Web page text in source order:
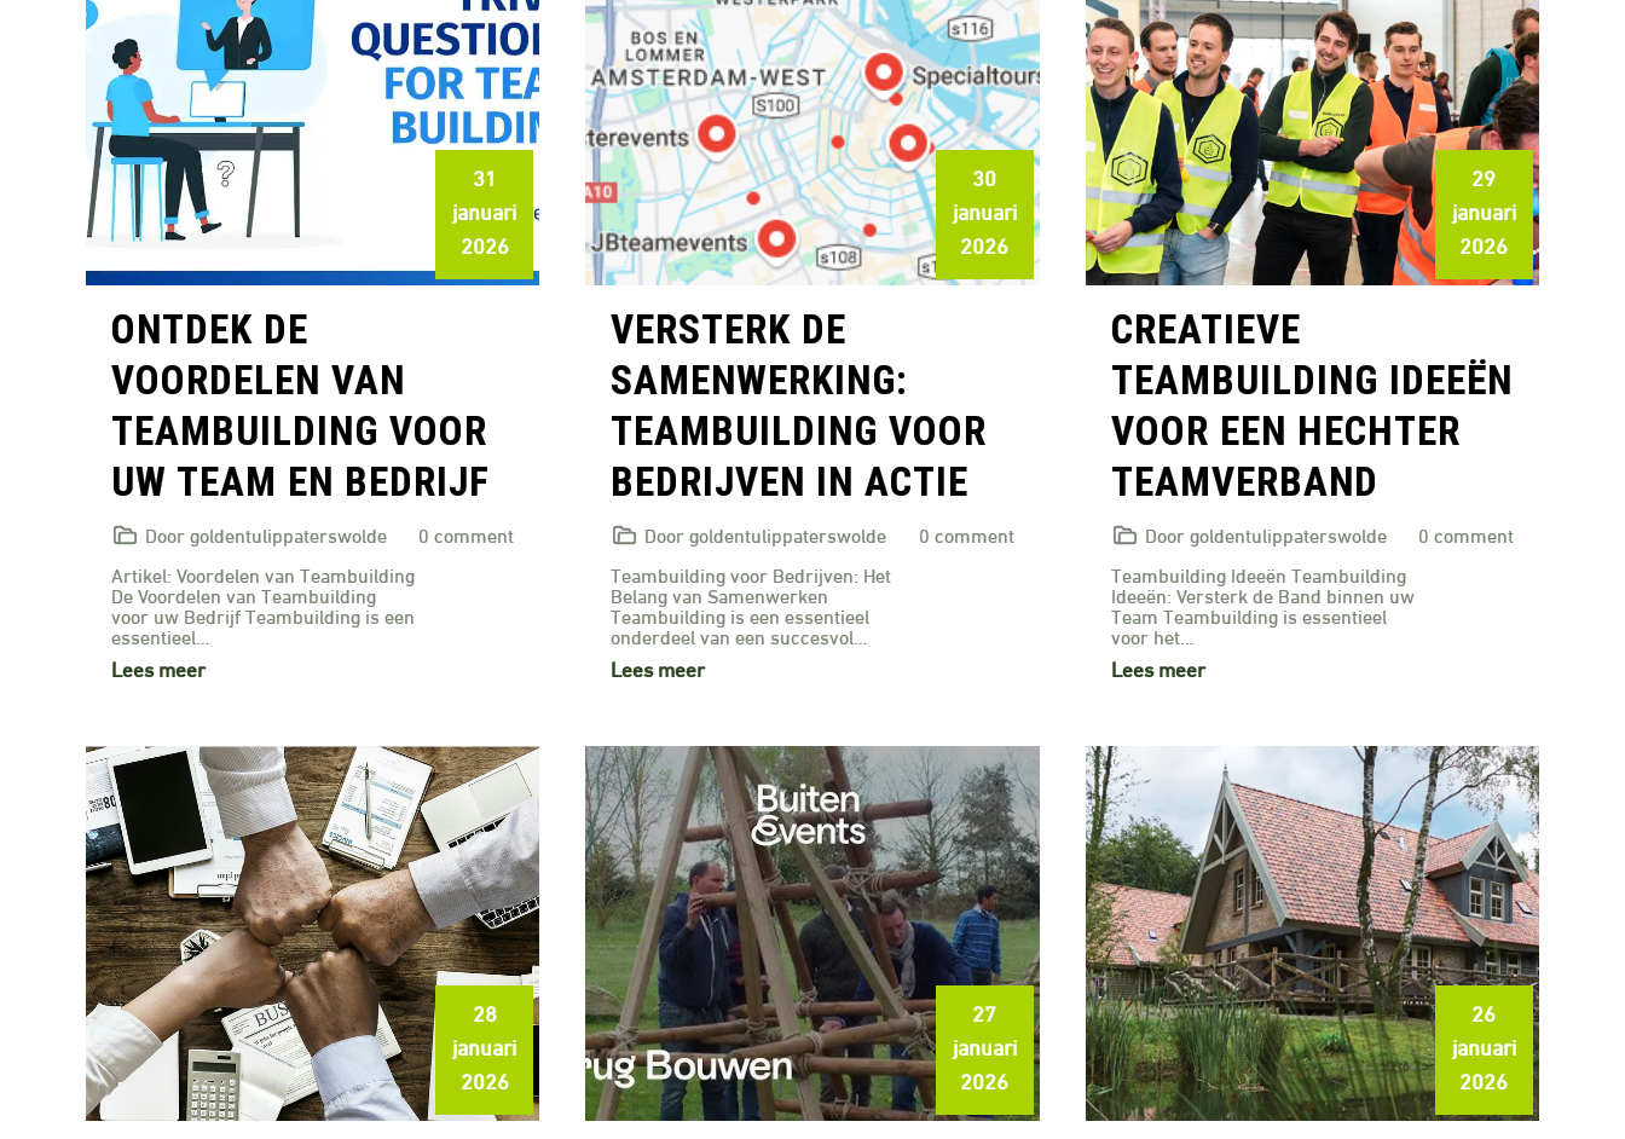
31
januari
2026
ONTDEK DE
VOORDELEN VAN
TEAMBUILDING VOOR
UW TEAM EN BEDRIJF
Door goldentulippaterswolde
0 comment
Artikel: Voordelen van Teambuilding
De Voordelen van Teambuilding
voor uw Bedrijf Teambuilding is een
essentieel…
Lees meer
30
januari
2026
VERSTERK DE
SAMENWERKING:
TEAMBUILDING VOOR
BEDRIJVEN IN ACTIE
Door goldentulippaterswolde
0 comment
Teambuilding voor Bedrijven: Het
Belang van Samenwerken
Teambuilding is een essentieel
onderdeel van een succesvol…
Lees meer
29
januari
2026
CREATIEVE
TEAMBUILDING IDEEËN
VOOR EEN HECHTER
TEAMVERBAND
Door goldentulippaterswolde
0 comment
Teambuilding Ideeën Teambuilding
Ideeën: Versterk de Band binnen uw
Team Teambuilding is essentieel
voor het…
Lees meer
28
januari
2026
27
januari
2026
26
januari
2026